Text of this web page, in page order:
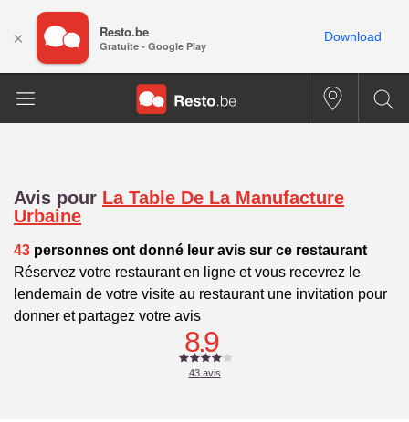
Avis pour La Table De La Manufacture
Urbaine
43 personnes ont donné leur avis sur ce restaurant
Réservez votre restaurant en ligne et vous recevrez le
lendemain de votre visite au restaurant une invitation pour
donner et partagez votre avis
8.9
43avis
× Resto.be
Gratuite - Google Play
Download